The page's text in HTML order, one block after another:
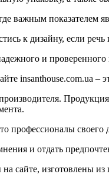
важным показателем
к дизайну, если
и проверенного
insanthouse.com.ua –
профессионалы своего
и отдать
сайте, изготовлены